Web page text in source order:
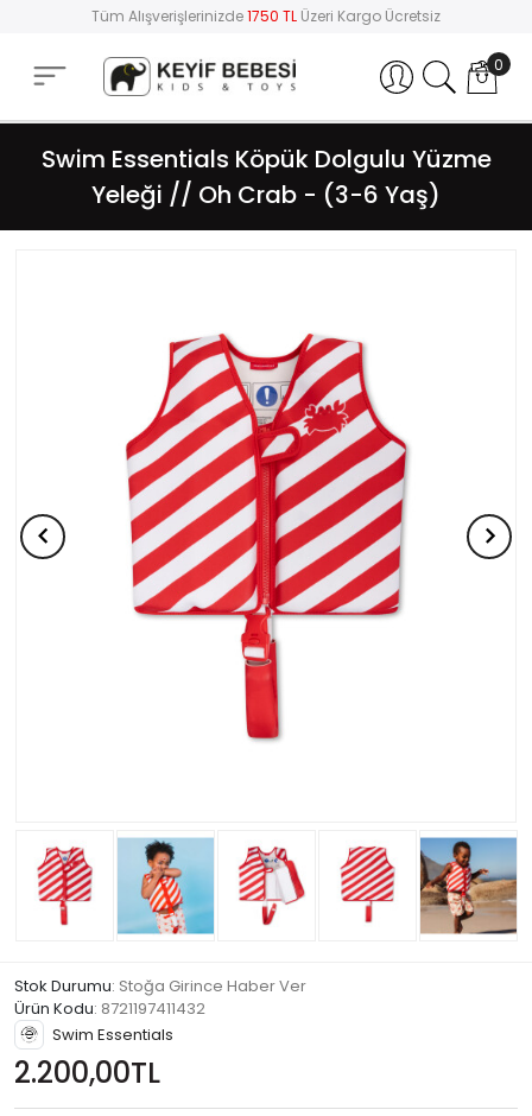
Tüm Alışverişlerinizde1750 TL Üzeri Kargo Ücretsiz
Hesabım 0
Swim Essentials Köpük Dolgulu Yüzme
Yeleği // Oh Crab - (3-6 Yaş)
Stok Durumu: Stoğa Girince Haber Ver
Ürün Kodu: 8721197411432
Swim Essentials
2.200,00TL